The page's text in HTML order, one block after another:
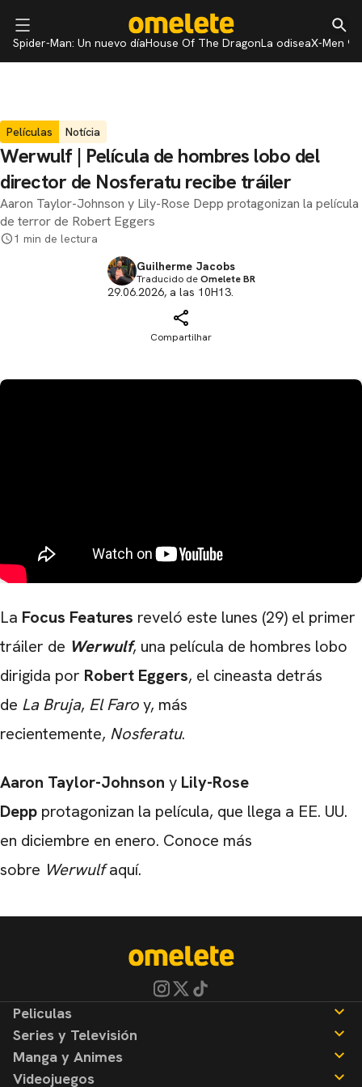
Spider-Man: Un nuevo díaHouse Of The DragonLa odiseaX-Men 97
Películas Notícia
Werwulf | Película de hombres lobo del
director de Nosferatu recibe tráiler
Aaron Taylor-Johnson y Lily-Rose Depp protagonizan la película
de terror de Robert Eggers
1 min de lectura
Guilherme Jacobs
Traducido deOmelete BR
29.06.2026, a las 10H13.
Compartilhar
La Focus Features reveló este lunes (29) el primer
tráiler de Werwulf, una película de hombres lobo
dirigida por Robert Eggers, el cineasta detrás
de La Bruja, El Faroy, más
recientemente, Nosferatu.
Aaron Taylor-Johnson y Lily-Rose
Depp protagonizan la película, que llega a EE. UU.
en diciembre en enero. Conoce más
sobre Werwulfaquí.
CARREGANDO PUBLICIDADE
Peliculas
Noticias
Reseñas
Series y Televisión
Noticias
Reseñas
Manga y Animes
Videojuegos